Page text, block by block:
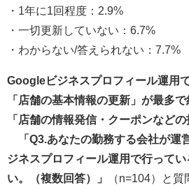
・1年に1回程度：2.9%
・一切更新していない：6.7%
・わからない/答えられない：7.7%
Googleビジネスプロフィール運用
「店舗の基本情報の更新」が最多
「店舗の情報発信・クーポンなど
「Q3.あなたの勤務する会社が運
ジネスプロフィール運用で行って
い。（複数回答）」
（n=104）と